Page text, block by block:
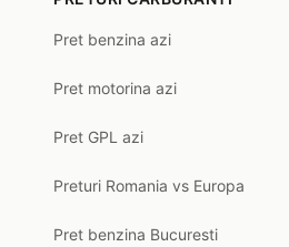
Pret benzina azi
Pret motorina azi
Pret GPL azi
Preturi Romania vs Europa
Pret benzina Bucuresti